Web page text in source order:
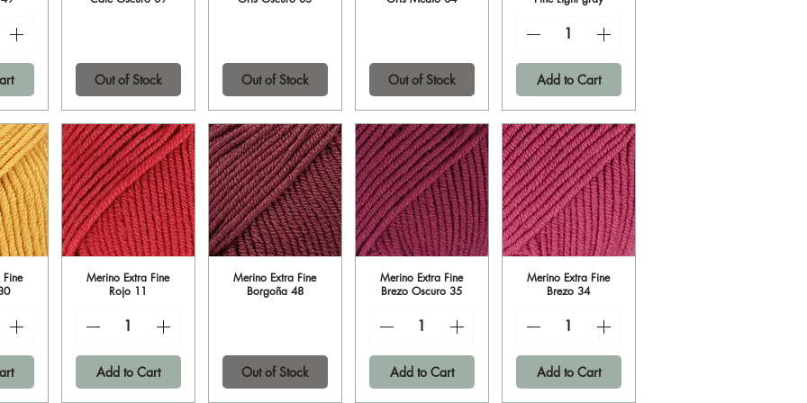
Out of Stock Out of Stock Out of Stock Add to Cart
Quick View
Merino Extra Fine
Rojo 11
Add to Cart
Quick View
Merino Extra Fine
Borgoña 48
Out of Stock
Quick View
Merino Extra Fine
Brezo Oscuro 35
Add to Cart
Quick View
Merino Extra Fine
Brezo 34
Add to Cart